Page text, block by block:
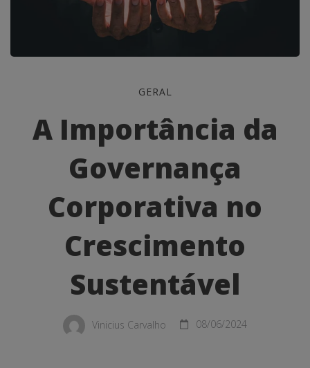
Importância
da
Governança
Corporativa
Crescimento
Sustentável
GERAL
A Importância da
Governança
Corporativa no
Crescimento
Sustentável
Vinicius Carvalho 08/06/2024